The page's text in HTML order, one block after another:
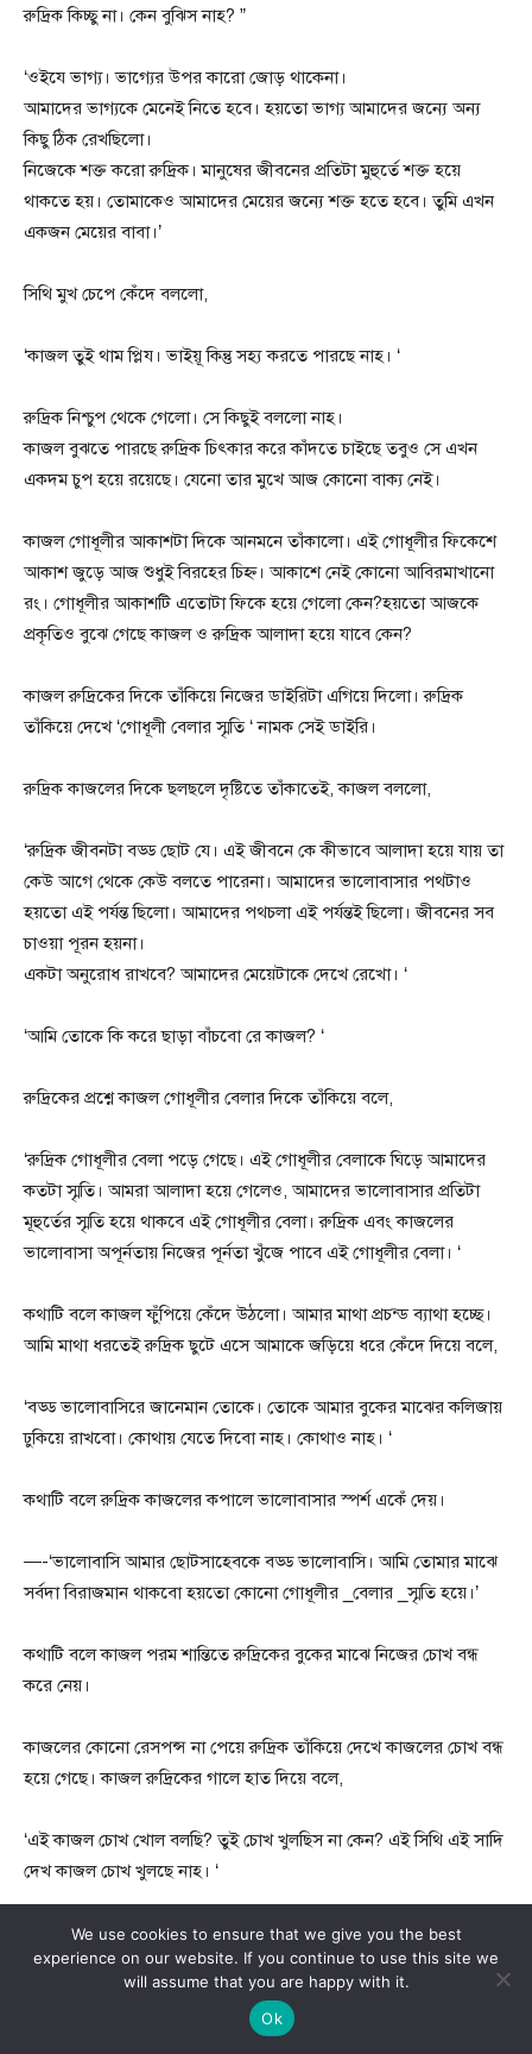
রুদ্রিক কিচ্ছু না। কেন বুঝিস নাহ? ”
‘ওইযে ভাগ্য। ভাগ্যের উপর কারো জোড় থাকেনা।
আমাদের ভাগ্যকে মেনেই নিতে হবে। হয়তো ভাগ্য আমাদের জন্যে অন্য
কিছু ঠিক রেখছিলো।
নিজেকে শক্ত করো রুদ্রিক। মানুষের জীবনের প্রতিটা মুহুর্তে শক্ত হয়ে
থাকতে হয়। তোমাকেও আমাদের মেয়ের জন্যে শক্ত হতে হবে। তুমি এখন
একজন মেয়ের বাবা।’
সিথি মুখ চেপে কেঁদে বললো,
‘কাজল তুই থাম প্লিয। ভাইয়ূ কিন্তু সহ্য করতে পারছে নাহ। ‘
রুদ্রিক নিশ্চুপ থেকে গেলো। সে কিছুই বললো নাহ।
কাজল বুঝতে পারছে রুদ্রিক চিৎকার করে কাঁদতে চাইছে তবুও সে এখন
একদম চুপ হয়ে রয়েছে। যেনো তার মুখে আজ কোনো বাক্য নেই।
কাজল গোধূলীর আকাশটা দিকে আনমনে তাঁকালো। এই গোধূলীর ফিকেশে
আকাশ জুড়ে আজ শুধুই বিরহের চিহ্ন। আকাশে নেই কোনো আবিরমাখানো
রং। গোধূলীর আকাশটি এতোটা ফিকে হয়ে গেলো কেন?হয়তো আজকে
প্রকৃতিও বুঝে গেছে কাজল ও রুদ্রিক আলাদা হয়ে যাবে কেন?
কাজল রুদ্রিকের দিকে তাঁকিয়ে নিজের ডাইরিটা এগিয়ে দিলো। রুদ্রিক
তাঁকিয়ে দেখে ‘গোধূলী বেলার স্মৃতি ‘ নামক সেই ডাইরি।
রুদ্রিক কাজলের দিকে ছলছলে দৃষ্টিতে তাঁকাতেই, কাজল বললো,
‘রুদ্রিক জীবনটা বড্ড ছোট যে। এই জীবনে কে কীভাবে আলাদা হয়ে যায় তা
কেউ আগে থেকে কেউ বলতে পারেনা। আমাদের ভালোবাসার পথটাও
হয়তো এই পর্যন্ত ছিলো। আমাদের পথচলা এই পর্যন্তই ছিলো। জীবনের সব
চাওয়া পূরন হয়না।
একটা অনুরোধ রাখবে? আমাদের মেয়েটাকে দেখে রেখো। ‘
‘আমি তোকে কি করে ছাড়া বাঁচবো রে কাজল? ‘
রুদ্রিকের প্রশ্নে কাজল গোধূলীর বেলার দিকে তাঁকিয়ে বলে,
‘রুদ্রিক গোধূলীর বেলা পড়ে গেছে। এই গোধূলীর বেলাকে ঘিড়ে আমাদের
কতটা স্মৃতি। আমরা আলাদা হয়ে গেলেও, আমাদের ভালোবাসার প্রতিটা
মূহুর্তের স্মৃতি হয়ে থাকবে এই গোধূলীর বেলা। রুদ্রিক এবং কাজলের
ভালোবাসা অপূর্নতায় নিজের পূর্নতা খুঁজে পাবে এই গোধূলীর বেলা। ‘
কথাটি বলে কাজল ফুঁপিয়ে কেঁদে উঠলো। আমার মাথা প্রচন্ড ব্যাথা হচ্ছে।
আমি মাথা ধরতেই রুদ্রিক ছুটে এসে আমাকে জড়িয়ে ধরে কেঁদে দিয়ে বলে,
‘বড্ড ভালোবাসিরে জানেমান তোকে। তোকে আমার বুকের মাঝের কলিজায়
ঢুকিয়ে রাখবো। কোথায় যেতে দিবো নাহ। কোথাও নাহ। ‘
কথাটি বলে রুদ্রিক কাজলের কপালে ভালোবাসার স্পর্শ একেঁ দেয়।
—-‘ভালোবাসি আমার ছোটসাহেবকে বড্ড ভালোবাসি। আমি তোমার মাঝে
সর্বদা বিরাজমান থাকবো হয়তো কোনো গোধূলীর _বেলার _স্মৃতি হয়ে।’
কথাটি বলে কাজল পরম শান্তিতে রুদ্রিকের বুকের মাঝে নিজের চোখ বন্ধ
করে নেয়।
কাজলের কোনো রেসপন্স না পেয়ে রুদ্রিক তাঁকিয়ে দেখে কাজলের চোখ বন্ধ
হয়ে গেছে। কাজল রুদ্রিকের গালে হাত দিয়ে বলে,
‘এই কাজল চোখ খোল বলছি? তুই চোখ খুলছিস না কেন? এই সিথি এই সাদি
দেখ কাজল চোখ খুলছে নাহ। ‘
সিথি কুহুকে কোলে নিয়ে কাঁদছে। সাদি ধপ করে বসে পড়ে কাজল ও
রুদ্রিকের এমন পরিনতি সে আশা করেনি। দিয়া জেসমিন শেখকে জড়িয়ে
We use cookies to ensure that we give you the best
experience on our website. If you continue to use this site we
will assume that you are happy with it.
Ok